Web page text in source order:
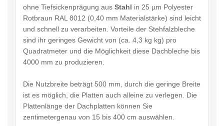
ohne Tiefsickenprägung aus Stahl in 25 µm Polyester
Rotbraun RAL 8012 (0,40 mm Materialstärke) sind leicht
und schnell zu verarbeiten. Vorteile der Stehfalzbleche
sind ihr geringes Gewicht von (ca. 4,3 kg kg) pro
Quadratmeter und die Möglichkeit diese Dachbleche bis
4000 mm zu produzieren.
Die Nutzbreite beträgt 500 mm, durch die geringe Breite
ist es möglich, die Platten auch alleine zu verlegen. Die
Plattenlänge der Dachplatten können Sie
zentimetergenau von 15 bis 400 cm auswählen.